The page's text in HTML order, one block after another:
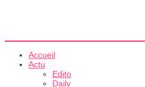
Accueil
Actu
Edito
Daily